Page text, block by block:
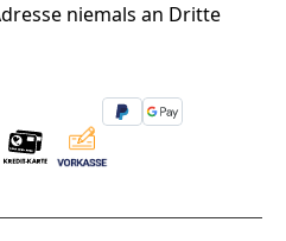
niemals an Dritte